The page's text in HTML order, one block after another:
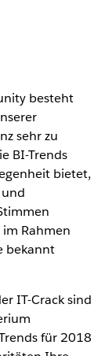
besteht
sehr zu
BI-Trends
bietet,
Rahmen
bekannt
IT-Crack sind
für 2018